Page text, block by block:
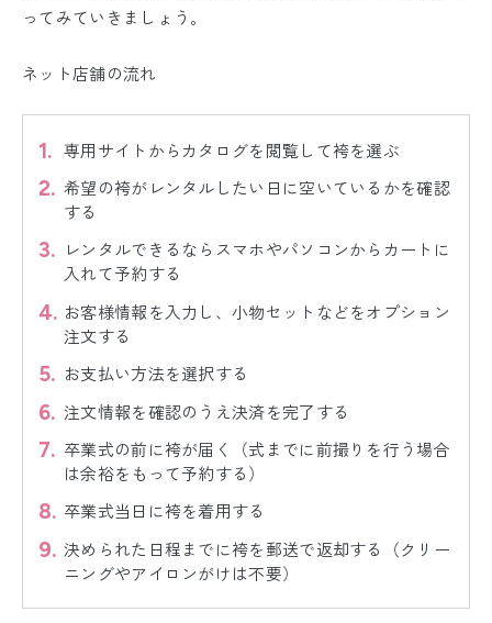
ってみていきましょう。
ネット店舗の流れ
専用サイトからカタログを閲覧して袴を選ぶ
希望の袴がレンタルしたい日に空いているかを確認
する
レンタルできるならスマホやパソコンからカートに
入れて予約する
お客様情報を入力し、小物セットなどをオプション
注文する
お支払い方法を選択する
注文情報を確認のうえ決済を完了する
卒業式の前に袴が届く（式までに前撮りを行う場合
は余裕をもって予約する）
卒業式当日に袴を着用する
決められた日程までに袴を郵送で返却する（クリー
ニングやアイロンがけは不要）